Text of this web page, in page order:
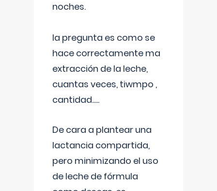
noches.
la pregunta es como se
hace correctamente ma
extracción de la leche,
cuantas veces, tiwmpo ,
cantidad.....
De cara a plantear una
lactancia compartida,
pero minimizando el uso
de leche de fórmula